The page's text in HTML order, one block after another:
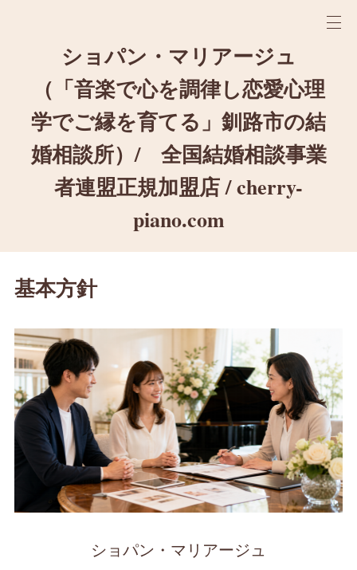
ショパン・マリアージュ
（「音楽で心を調律し恋愛心理
学でご縁を育てる」釧路市の結
婚相談所）/ 全国結婚相談事業
者連盟正規加盟店 / cherry-
piano.com
基本方針
ショパン・マリアージュ